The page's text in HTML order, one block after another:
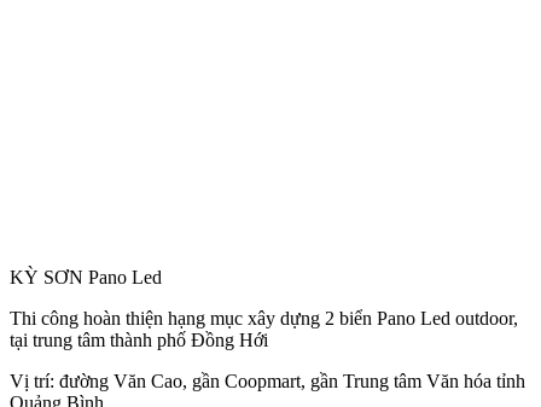
KỲ SƠN Pano Led
Thi công hoàn thiện hạng mục xây dựng 2 biển Pano Led outdoor,
tại trung tâm thành phố Đồng Hới
Vị trí: đường Văn Cao, gần Coopmart, gần Trung tâm Văn hóa tỉnh
Quảng Bình